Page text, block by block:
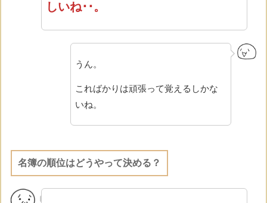
しいね･･。
うん。
こればかりは頑張って覚えるしかな
いね。
名簿の順位はどうやって決める？